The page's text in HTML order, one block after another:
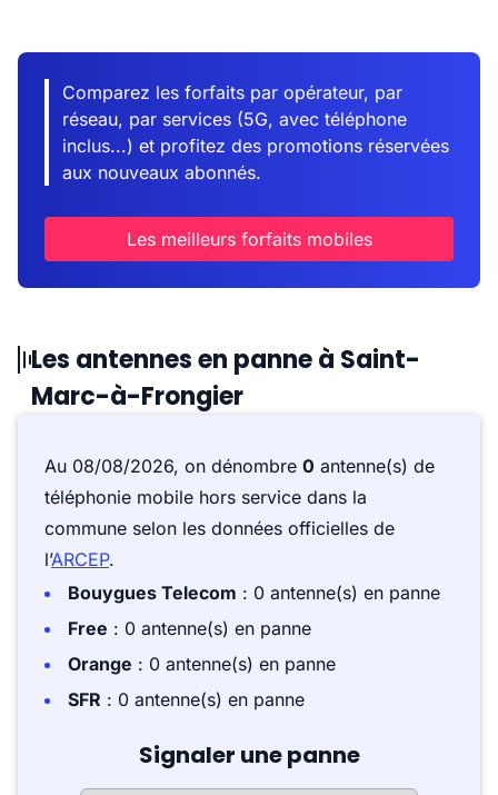
Comparez les forfaits par opérateur, par
réseau, par services (5G, avec téléphone
inclus...) et profitez des promotions réservées
aux nouveaux abonnés.
Les meilleurs forfaits mobiles
Les antennes en panne à Saint-
Marc-à-Frongier
Au 08/08/2026, on dénombre 0 antenne(s) de
téléphonie mobile hors service dans la
commune selon les données officielles de
l’ARCEP.
Bouygues Telecom : 0 antenne(s) en panne
Free : 0 antenne(s) en panne
Orange : 0 antenne(s) en panne
SFR : 0 antenne(s) en panne
Signaler une panne